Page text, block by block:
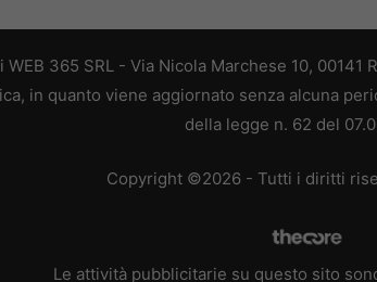
365 SRL - Via Nicola Marchese 10, 00141
in quanto viene aggiornato senza alcuna
della legge n. 62 del
Copyright ©2026 - Tutti i diritti
Le attività pubblicitarie su questo sito